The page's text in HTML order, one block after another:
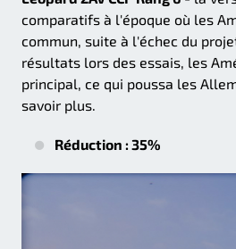
comparatifs à l'époque où les
commun, suite à l'échec du
résultats lors des essais, les
principal, ce qui poussa les
savoir plus.
Réduction : 35%